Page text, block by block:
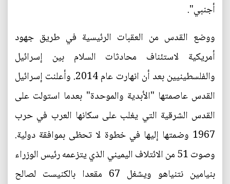
أجنبي".
ووضع القدس من العقبات الرئيسية في طريق جهود
أمريكية لاستئناف محادثات السلام بين إسرائيل
والفلسطينيين بعد أن انهارت عام 2014. وأعلنت إسرائيل
القدس عاصمتها "الأبدية والموحدة" بعدما استولت على
القدس الشرقية التي يغلب على سكانها العرب في حرب
1967 وضمتها إليها في خطوة لا تحظى بموافقة دولية.
وصوت 51 من الائتلاف اليميني الذي يتزعمه رئيس الوزراء
بنيامين نتنياهو ويشغل 67 مقعدا بالكنيست لصالح